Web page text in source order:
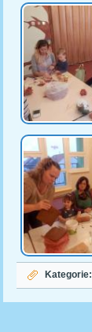
Kategorie: